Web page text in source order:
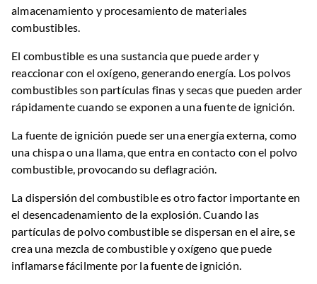
almacenamiento y procesamiento de materiales
combustibles.
El combustible es una sustancia que puede arder y
reaccionar con el oxígeno, generando energía. Los polvos
combustibles son partículas finas y secas que pueden arder
rápidamente cuando se exponen a una fuente de ignición.
La fuente de ignición puede ser una energía externa, como
una chispa o una llama, que entra en contacto con el polvo
combustible, provocando su deflagración.
La dispersión del combustible es otro factor importante en
el desencadenamiento de la explosión. Cuando las
partículas de polvo combustible se dispersan en el aire, se
crea una mezcla de combustible y oxígeno que puede
inflamarse fácilmente por la fuente de ignición.